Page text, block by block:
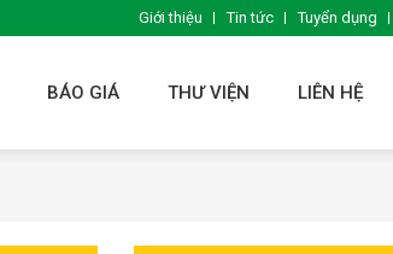
Giới thiệu Tin tức Tuyển dụng
BÁO GIÁ THƯ VIỆN LIÊN HỆ